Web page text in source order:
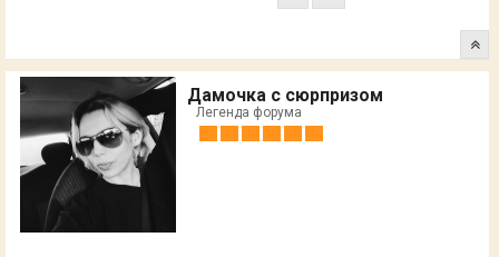
Дамочка с сюрпризом
Легенда форума